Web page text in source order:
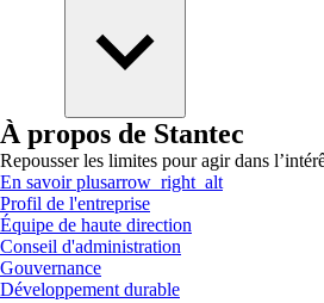
À propos de Stantec
Repousser les limites pour agir dans
En savoir plusarrow_right_alt
Profil de l'entreprise
Équipe de haute direction
Conseil d'administration
Gouvernance
Développement durable